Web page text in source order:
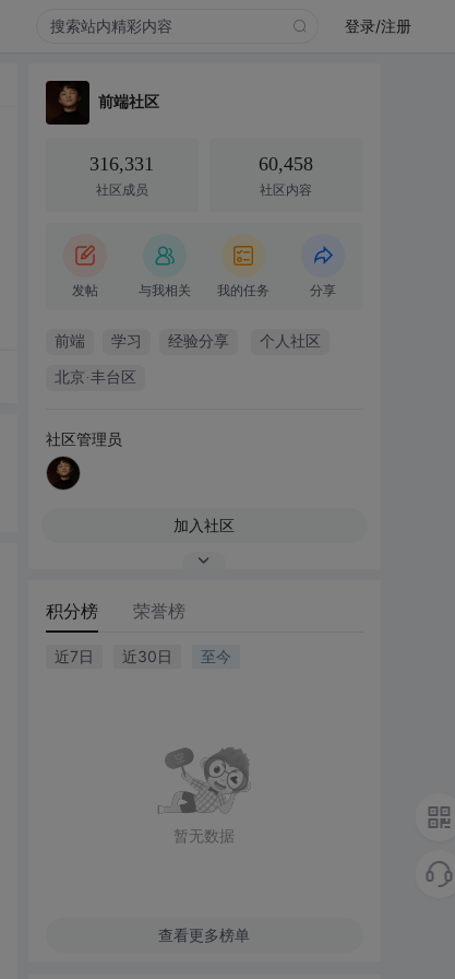
登录/注册
前端社区
316,331
社区成员
60,458
社区内容
发帖 与我相关 我的任务 分享
前端 学习 经验分享 个人社区
北京·丰台区
社区管理员
加入社区
积分榜 荣誉榜
近7日 近30日 至今
暂无数据
查看更多榜单